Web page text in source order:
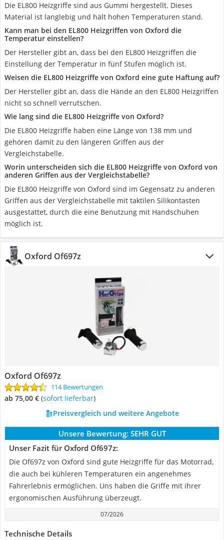
Die EL800 Heizgriffe sind aus Gummi hergestellt. Dieses
Material ist langlebig und hält hohen Temperaturen stand.
Kann man bei den EL800 Heizgriffen von Oxford die
Temperatur einstellen?
Der Hersteller gibt an, dass bei den EL800 Heizgriffen die
Einstellung der Temperatur in fünf Stufen möglich ist.
Weisen die EL800 Heizgriffe von Oxford eine gute Haftung auf?
Der Hersteller gibt an, dass die Hände an den EL800 Heizgriffen
nicht so schnell verrutschen.
Wie lang sind die EL800 Heizgriffe von Oxford?
Die EL800 Heizgriffe haben eine Länge von 138 mm und
gehören damit zu den längeren Griffen aus der
Vergleichstabelle.
Worin unterscheiden sich die EL800 Heizgriffe von Oxford von
anderen Griffen aus der Vergleichstabelle?
Die EL800 Heizgriffe von Oxford sind im Gegensatz zu anderen
Griffen aus der Vergleichstabelle mit taktilen Silikontasten
ausgestattet, durch die eine Benutzung mit Handschuhen
möglich ist.
Oxford Of697z
Oxford Of697z
114 Bewertungen
ab 75,00 € ( Sofort lieferbar)
Preisvergleich und weitere Angebote
Unsere Bewertung: SEHR GUT
Unser Fazit für Oxford Of697z:
Die Of697z von Oxford sind gute Heizgriffe für das Motorrad,
die auch bei kühleren Temperaturen ein angenehmes
Fahrerlebnis ermöglichen. Uns haben die Griffe mit ihrer
ergonomischen Ausführung überzeugt.
07/2026
Technische Details